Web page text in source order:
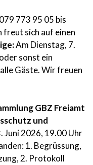
773 95 05 bis
sich auf einen
Am Dienstag, 7.
sonst ein
Gäste. Wir freuen
GBZ Freiamt
und
Juni 2026, 19.00 Uhr
1. Begrüssung,
2. Protokoll